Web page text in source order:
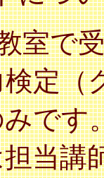
室で
定（
です
当講